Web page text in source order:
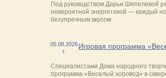
Под руководством Дарьи Шепелевой
невероятной энергетикой — каждый
безупречным вкусом
05.08.2026
г.
Игровая программа
Специалистами Дома народного
программа «Веселый хоровод» в